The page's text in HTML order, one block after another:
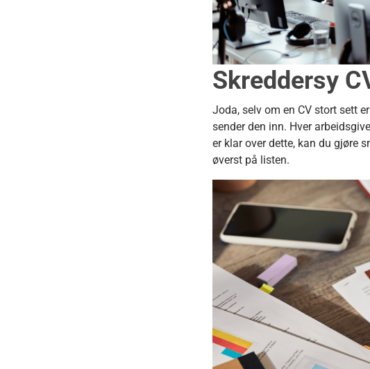
Skreddersy
Joda, selv om en CV stort sett
sender den inn. Hver
er klar over dette, kan du gjøre
øverst på listen.